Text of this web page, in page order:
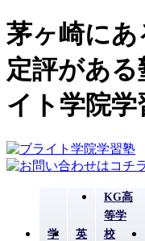
茅ヶ崎にあ
定評があ
イト学院学
学
英
KG高
等学
校